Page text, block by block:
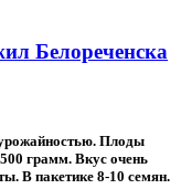
Белореченска
Плоды
грамм. Вкус очень
В пакетике 8-10 семян.